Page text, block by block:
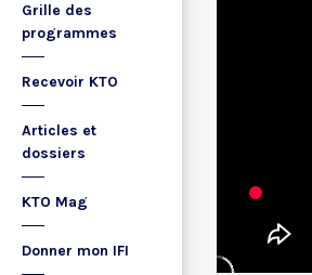
Grille des
programmes
Recevoir KTO
Articles et
dossiers
KTO Mag
Donner mon IFI